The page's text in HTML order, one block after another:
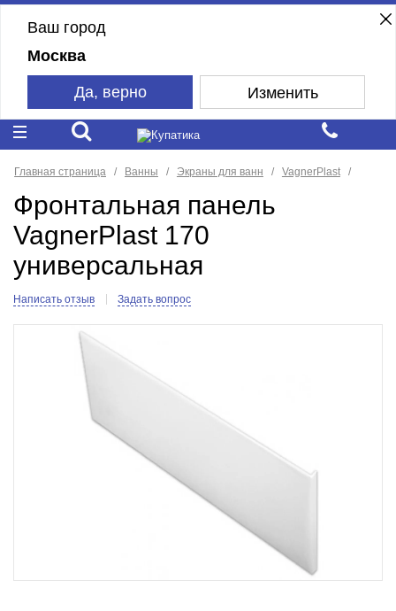
Ваш город
Москва
Да, верно Изменить
Главная страница Ванны Экраны для ванн VagnerPlast
Фронтальная панель
VagnerPlast 170
универсальная
Написать отзыв Задать вопрос